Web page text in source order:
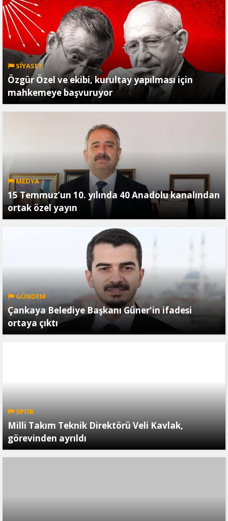
SİYASET
Özgür Özel ve ekibi, kurultay yapılması için
mahkemeye başvuruyor
MEDYA
15 Temmuz’un 10. yılında 40 Anadolu kanalından
ortak özel yayın
GÜNDEM
Çankaya Belediye Başkanı Güner'in ifadesi
ortaya çıktı
SPOR
Milli Takım Teknik Direktörü Veli Kavlak,
görevinden ayrıldı